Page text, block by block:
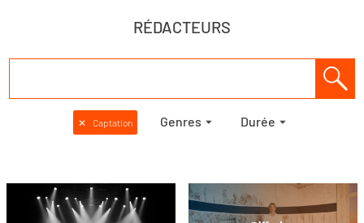
RÉDACTEURS
✕ Captation Genres Durée